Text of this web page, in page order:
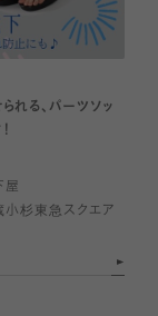
れる、パーツソッ
屋
小杉東急スクエア